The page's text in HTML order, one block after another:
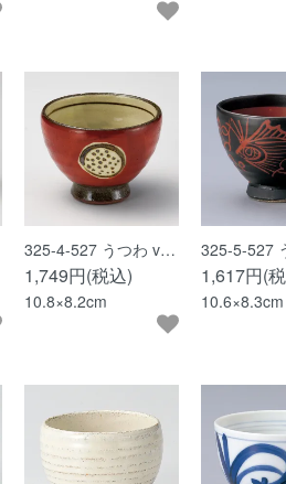
325-4-527 うつわ v…
1,749円(税込)
10.8×8.2cm
325-5-527
1,617円(
10.6×8.3cm